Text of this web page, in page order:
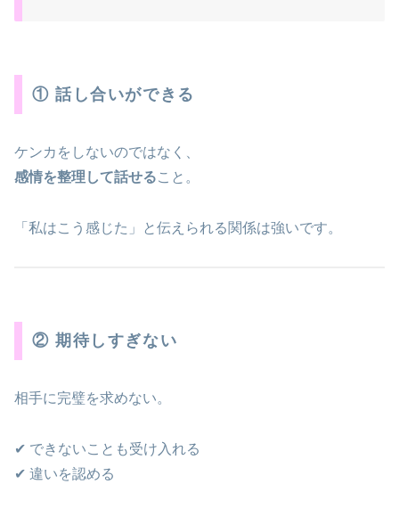
① 話し合いができる
ケンカをしないのではなく、
感情を整理して話せること。
「私はこう感じた」と伝えられる関係は強いです。
② 期待しすぎない
相手に完璧を求めない。
✔ できないことも受け入れる
✔ 違いを認める